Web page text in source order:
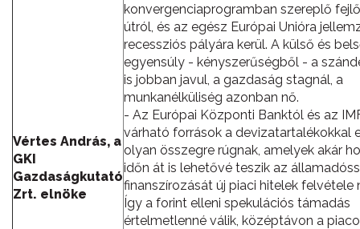
Vértes András, a
GKI
Gazdaságkutató
Zrt. elnöke
konvergenciaprogramban szereplő
útról, és az egész Európai Unióra
recessziós pályára kerül. A külső és
egyensúly - kényszerűségből - a
is jobban javul, a gazdaság stagnál, a
munkanélküliség azonban nő.
- Az Európai Központi Banktól és az
várható források a devizatartalékokkal
olyan összegre rúgnak, amelyek akár
időn át is lehetővé teszik az
finanszírozását új piaci hitelek felvétele
Így a forint elleni spekulációs támadás
értelmetlenné válik, középtávon a